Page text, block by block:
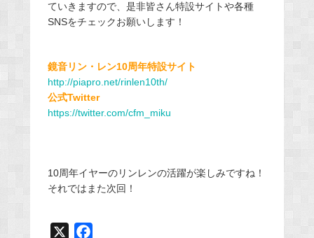
ていきますので、是非皆さん特設サイトや各種
SNSをチェックお願いします！
鏡音リン・レン10周年特設サイト
http://piapro.net/rinlen10th/
公式Twitter
https://twitter.com/cfm_miku
10周年イヤーのリンレンの活躍が楽しみですね！
それではまた次回！